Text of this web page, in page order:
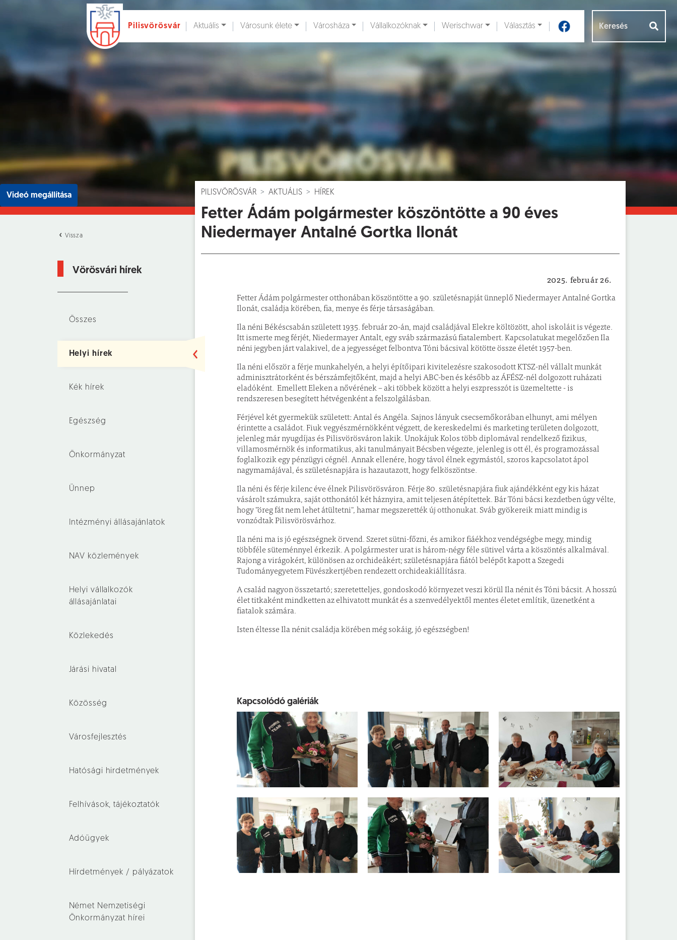
Ugrás a fő tartalomhoz
Pilisvörösvár Aktuális Városunk élete Városháza Vállalkozóknak Werischwar Választás
Videó megállítása
Vissza
Vörösvári hírek
Összes
Helyi hírek
Kék hírek
Egészség
Önkormányzat
Ünnep
Intézményi állásajánlatok
NAV közlemények
Helyi vállalkozók
állásajánlatai
Közlekedés
Járási hivatal
Közösség
Városfejlesztés
Hatósági hirdetmények
Felhívások, tájékoztatók
Adóügyek
Hírdetmények / pályázatok
Német Nemzetiségi
Önkormányzat hírei
PILISVÖRÖSVÁR AKTUÁLIS HÍREK
Fetter Ádám polgármester köszöntötte a 90 éves
Niedermayer Antalné Gortka Ilonát
Helyi hírek
2025. február 26.
Fetter Ádám polgármester otthonában köszöntötte a 90. születésnapját ünneplő Niedermayer Antalné Gortka
Ilonát, családja körében, fia, menye és férje társaságában.
Ila néni Békéscsabán született 1935. február 20-án, majd családjával Elekre költözött, ahol iskoláit is végezte.
Itt ismerte meg férjét, Niedermayer Antalt, egy sváb származású fiatalembert. Kapcsolatukat megelőzően Ila
néni jegyben járt valakivel, de a jegyességet felbontva Tóni bácsival kötötte össze életét 1957-ben.
Ila néni először a férje munkahelyén, a helyi építőipari kivitelezésre szakosodott KTSZ-nél vállalt munkát
adminisztrátorként és bérszámfejtőként, majd a helyi ABC-ben és később az ÁFÉSZ-nél dolgozott ruházati
eladóként. Emellett Eleken a nővérének – aki többek között a helyi eszpresszót is üzemeltette - is
rendszeresen besegített hétvégenként a felszolgálásban.
Férjével két gyermekük született: Antal és Angéla. Sajnos lányuk csecsemőkorában elhunyt, ami mélyen
érintette a családot. Fiuk vegyészmérnökként végzett, de kereskedelmi és marketing területen dolgozott,
jelenleg már nyugdíjas és Pilisvörösváron lakik. Unokájuk Kolos több diplomával rendelkező fizikus,
villamosmérnök és informatikus, aki tanulmányait Bécsben végezte, jelenleg is ott él, és programozással
foglalkozik egy pénzügyi cégnél. Annak ellenére, hogy távol élnek egymástól, szoros kapcsolatot ápol
nagymamájával, és születésnapjára is hazautazott, hogy felköszöntse.
Ila néni és férje kilenc éve élnek Pilisvörösváron. Férje 80. születésnapjára fiuk ajándékként egy kis házat
vásárolt számukra, saját otthonától két háznyira, amit teljesen átépítettek. Bár Tóni bácsi kezdetben úgy vélte,
hogy "öreg fát nem lehet átültetni", hamar megszerették új otthonukat. Sváb gyökereik miatt mindig is
vonzódtak Pilisvörösvárhoz.
Ila néni ma is jó egészségnek örvend. Szeret sütni-főzni, és amikor fiáékhoz vendégségbe megy, mindig
többféle süteménnyel érkezik. A polgármester urat is három-négy féle sütivel várta a köszöntés alkalmával.
Rajong a virágokért, különösen az orchideákért; születésnapjára fiától belépőt kapott a Szegedi
Tudományegyetem Füvészkertjében rendezett orchideakiállításra.
A család nagyon összetartó; szeretetteljes, gondoskodó környezet veszi körül Ila nénit és Tóni bácsit. A hosszú
élet titkaként mindketten az elhivatott munkát és a szenvedélyektől mentes életet említik, üzenetként a
fiatalok számára.
Isten éltesse Ila nénit családja körében még sokáig, jó egészségben!
Kapcsolódó galériák
Események [] Dokumentumok [